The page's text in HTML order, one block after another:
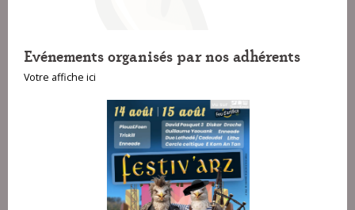
Evénements organisés par nos adhérents
Votre affiche ici